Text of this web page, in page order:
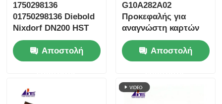
1750298136
01750298136 Diebold
Nixdorf DN200 HST
Ασφαλής μεταφορά
κεφαλιούΑποστολή
G10A282A02
Προκεφαλής για
αναγνώστη καρτών
Diebold Nixdorf DN
ICT3H5 Αποστολή